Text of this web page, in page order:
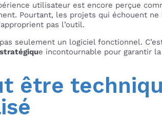
utilisateur est encore perçue
Pourtant, les projets qui échouent
pas l’outil.
seulement un logiciel fonctionnel.
e incontournable pour garantir la
être